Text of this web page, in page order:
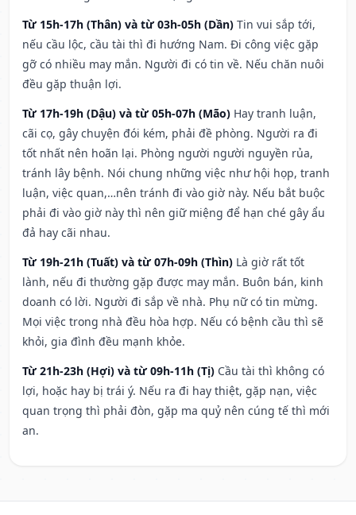
Từ 15h-17h (Thân) và từ 03h-05h (Dần) Tin vui sắp tới,
nếu cầu lộc, cầu tài thì đi hướng Nam. Đi công việc gặp
gỡ có nhiều may mắn. Người đi có tin về. Nếu chăn nuôi
đều gặp thuận lợi.
Từ 17h-19h (Dậu) và từ 05h-07h (Mão) Hay tranh luận,
cãi cọ, gây chuyện đói kém, phải đề phòng. Người ra đi
tốt nhất nên hoãn lại. Phòng người người nguyền rủa,
tránh lây bệnh. Nói chung những việc như hội họp, tranh
luận, việc quan,…nên tránh đi vào giờ này. Nếu bắt buộc
phải đi vào giờ này thì nên giữ miệng để hạn ché gây ẩu
đả hay cãi nhau.
Từ 19h-21h (Tuất) và từ 07h-09h (Thìn) Là giờ rất tốt
lành, nếu đi thường gặp được may mắn. Buôn bán, kinh
doanh có lời. Người đi sắp về nhà. Phụ nữ có tin mừng.
Mọi việc trong nhà đều hòa hợp. Nếu có bệnh cầu thì sẽ
khỏi, gia đình đều mạnh khỏe.
Từ 21h-23h (Hợi) và từ 09h-11h (Tị) Cầu tài thì không có
lợi, hoặc hay bị trái ý. Nếu ra đi hay thiệt, gặp nạn, việc
quan trọng thì phải đòn, gặp ma quỷ nên cúng tế thì mới
an.